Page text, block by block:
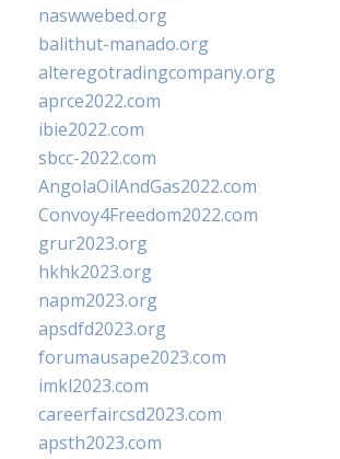
naswwebed.org
balithut-manado.org
alteregotradingcompany.org
aprce2022.com
ibie2022.com
sbcc-2022.com
AngolaOilAndGas2022.com
Convoy4Freedom2022.com
grur2023.org
hkhk2023.org
napm2023.org
apsdfd2023.org
forumausape2023.com
imkl2023.com
careerfaircsd2023.com
apsth2023.com